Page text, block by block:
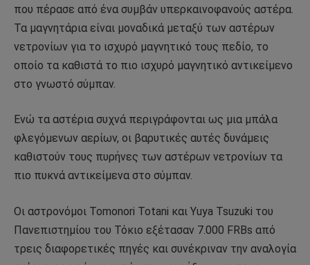
που πέρασε από ένα συμβάν υπερκαινοφανούς αστέρα.
Τα μαγνητάρια είναι μοναδικά μεταξύ των αστέρων
νετρονίων για το ισχυρό μαγνητικό τους πεδίο, το
οποίο τα καθιστά το πιο ισχυρό μαγνητικό αντικείμενο
στο γνωστό σύμπαν.
Ενώ τα αστέρια συχνά περιγράφονται ως μια μπάλα
φλεγόμενων αερίων, οι βαρυτικές αυτές δυνάμεις
καθιστούν τους πυρήνες των αστέρων νετρονίων τα
πιο πυκνά αντικείμενα στο σύμπαν.
Οι αστρονόμοι Tomonori Totani και Yuya Tsuzuki του
Πανεπιστημίου του Τόκιο εξέτασαν 7.000 FRBs από
τρεις διαφορετικές πηγές και συνέκριναν την αναλογία